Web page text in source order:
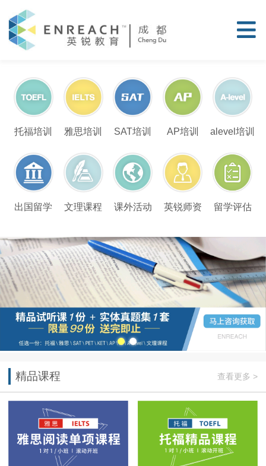
托福培训 雅思培训 SAT培训 AP培训 alevel培训
出国留学 文理课程 课外活动 英锐师资 留学评估
精品课程 查看更多 >